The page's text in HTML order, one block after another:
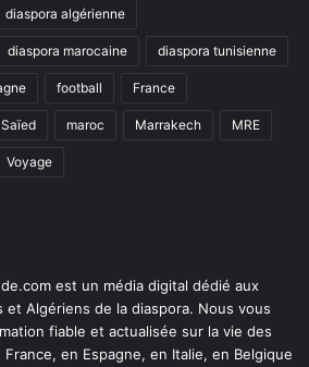
diaspora algérienne
diaspora marocaine diaspora tunisienne
football France
maroc Marrakech MRE
Voyage
est un média digital dédié aux
et Algériens de la diaspora. Nous vous
fiable et actualisée sur la vie des
en Espagne, en Italie, en Belgique